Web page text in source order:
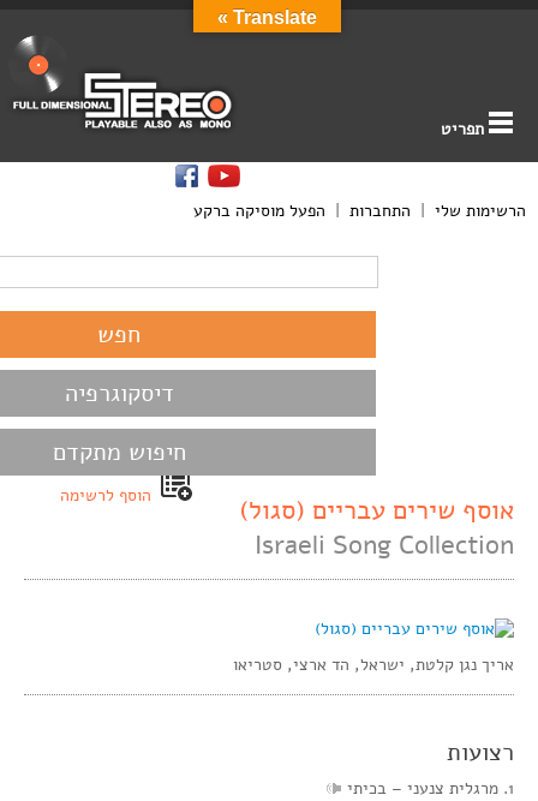
תפריט
הרשימות שלי | התחברות | הפעל מוסיקה ברקע
דיסקוגרפיה
חיפוש מתקדם
הוסף לרשימה
אוסף שירים עבריים (סגול)
Israeli Song Collection
אריך נגן קלטת, ישראל, הד ארצי, סטריאו
רצועות
1. מרגלית צנעני‏ – בכיתי
Translate »